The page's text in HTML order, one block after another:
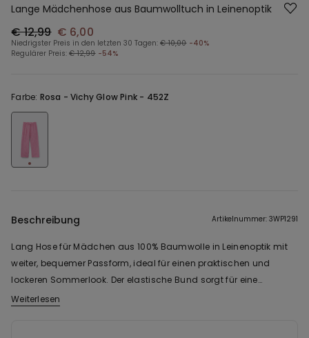
Lange Mädchenhose aus Baumwolltuch in Leinenoptik
€ 12,99 € 6,00
Niedrigster Preis in den letzten 30 Tagen:€ 10,00 -40%
Regulärer Preis:€ 12,99 -54%
Farbe: Rosa -Vichy Glow Pink - 452Z
Beschreibung Artikelnummer: 3WP1291
Lang Hose für Mädchen aus 100% Baumwolle in Leinenoptik mit
weiter, bequemer Passform, ideal für einen praktischen und
lockeren Sommerlook. Der elastische Bund sorgt für eine
bequeme und individuelle Passform, während das gerade Bein
Weiterlesen